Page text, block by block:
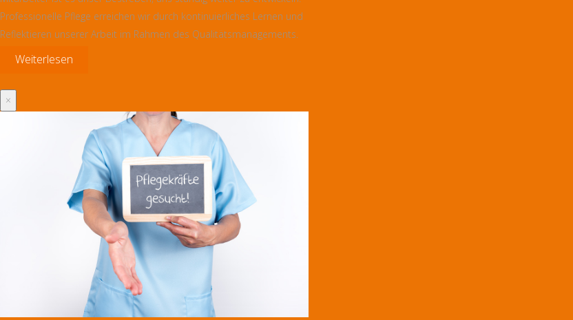
Professionelle Pflege erreichen wir durch kontinuierliches Lernen und
Reflektieren unserer Arbeit im Rahmen des Qualitätsmanagements.
Weiterlesen
×